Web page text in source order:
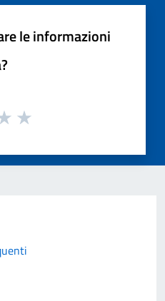
le informazioni